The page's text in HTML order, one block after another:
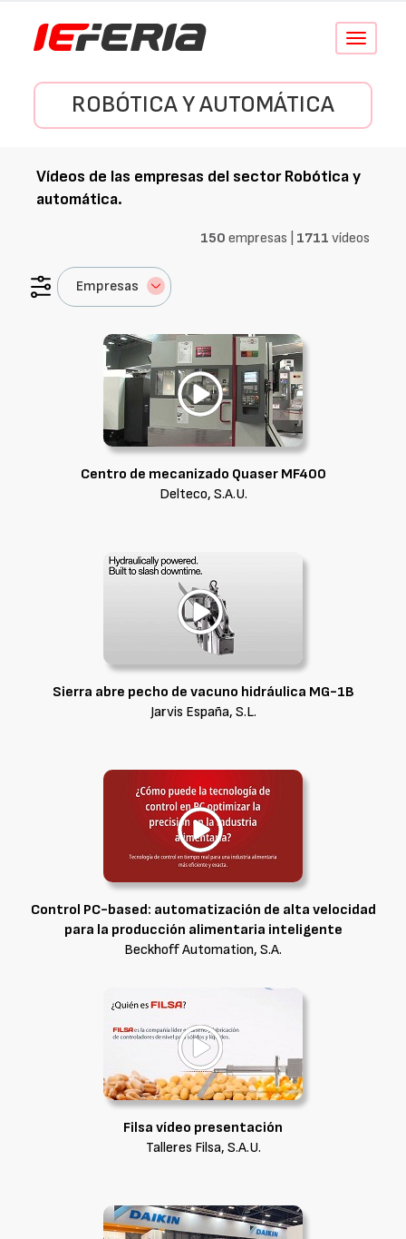
Conmutar
ROBÓTICA Y AUTOMÁTICA
Vídeos de las empresas del sectorRobótica y
automática.
150 empresas | 1711 vídeos
Empresas
Centro de mecanizado Quaser MF400
Delteco, S.A.U.
Sierra abre pecho de vacuno hidráulica MG-1B
Jarvis España, S.L.
Control PC-based: automatización de alta velocidad
para la producción alimentaria inteligente
Beckhoff Automation, S.A.
Filsa vídeo presentación
Talleres Filsa, S.A.U.